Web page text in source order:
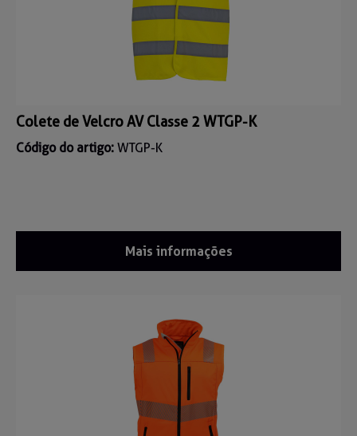
Colete de Velcro AV Classe 2 WTGP-K
Código do artigo: WTGP-K
Mais informações